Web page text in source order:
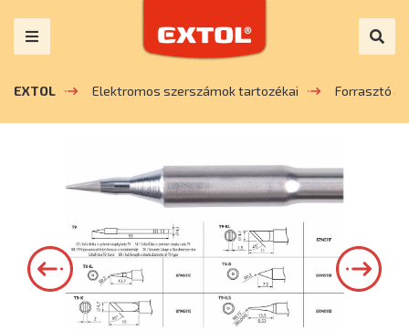
EXTOL Elektromos szerszámok tartozékai Forrasztó